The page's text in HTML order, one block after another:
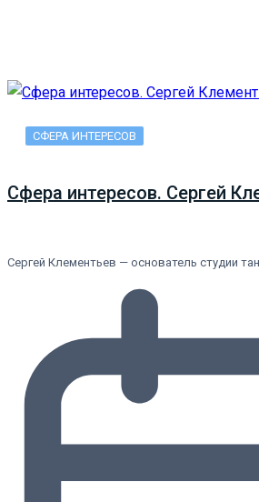
СФЕРА ИНТЕРЕСОВ
Сфера интересов. Сергей
Сергей Клементьев — основатель студии